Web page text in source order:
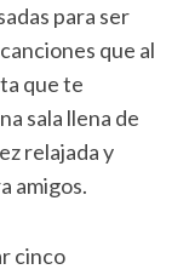
para ser
que al
que te
sala llena de
relajada y
amigos.
cinco